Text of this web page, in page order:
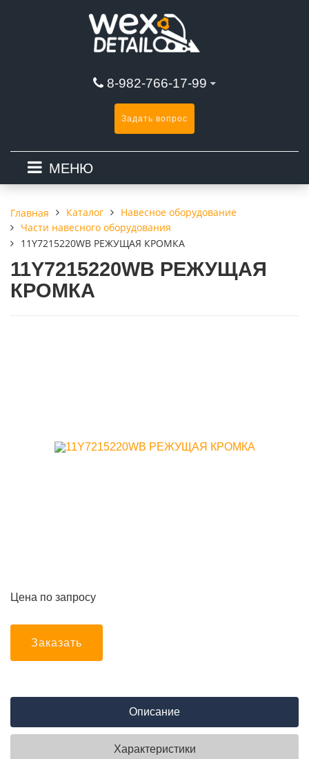
8-982-766-17-99
Задать вопрос
МЕНЮ
Главная Каталог
Навесное оборудование
Части навесного оборудования
11Y7215220WB РЕЖУЩАЯ КРОМКА
11Y7215220WB РЕЖУЩАЯ
КРОМКА
Цена по запросу
Заказать
Описание
Характеристики